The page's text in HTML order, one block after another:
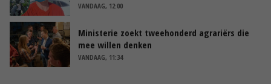
VANDAAG, 12:00
Ministerie zoekt tweehonderd agrariërs die
mee willen denken
VANDAAG, 11:34